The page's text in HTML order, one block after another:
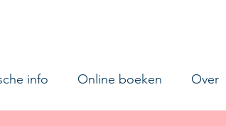
info Online boeken Over